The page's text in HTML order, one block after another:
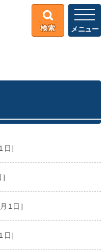
検索 メニュー
日]
]
1日]
日]